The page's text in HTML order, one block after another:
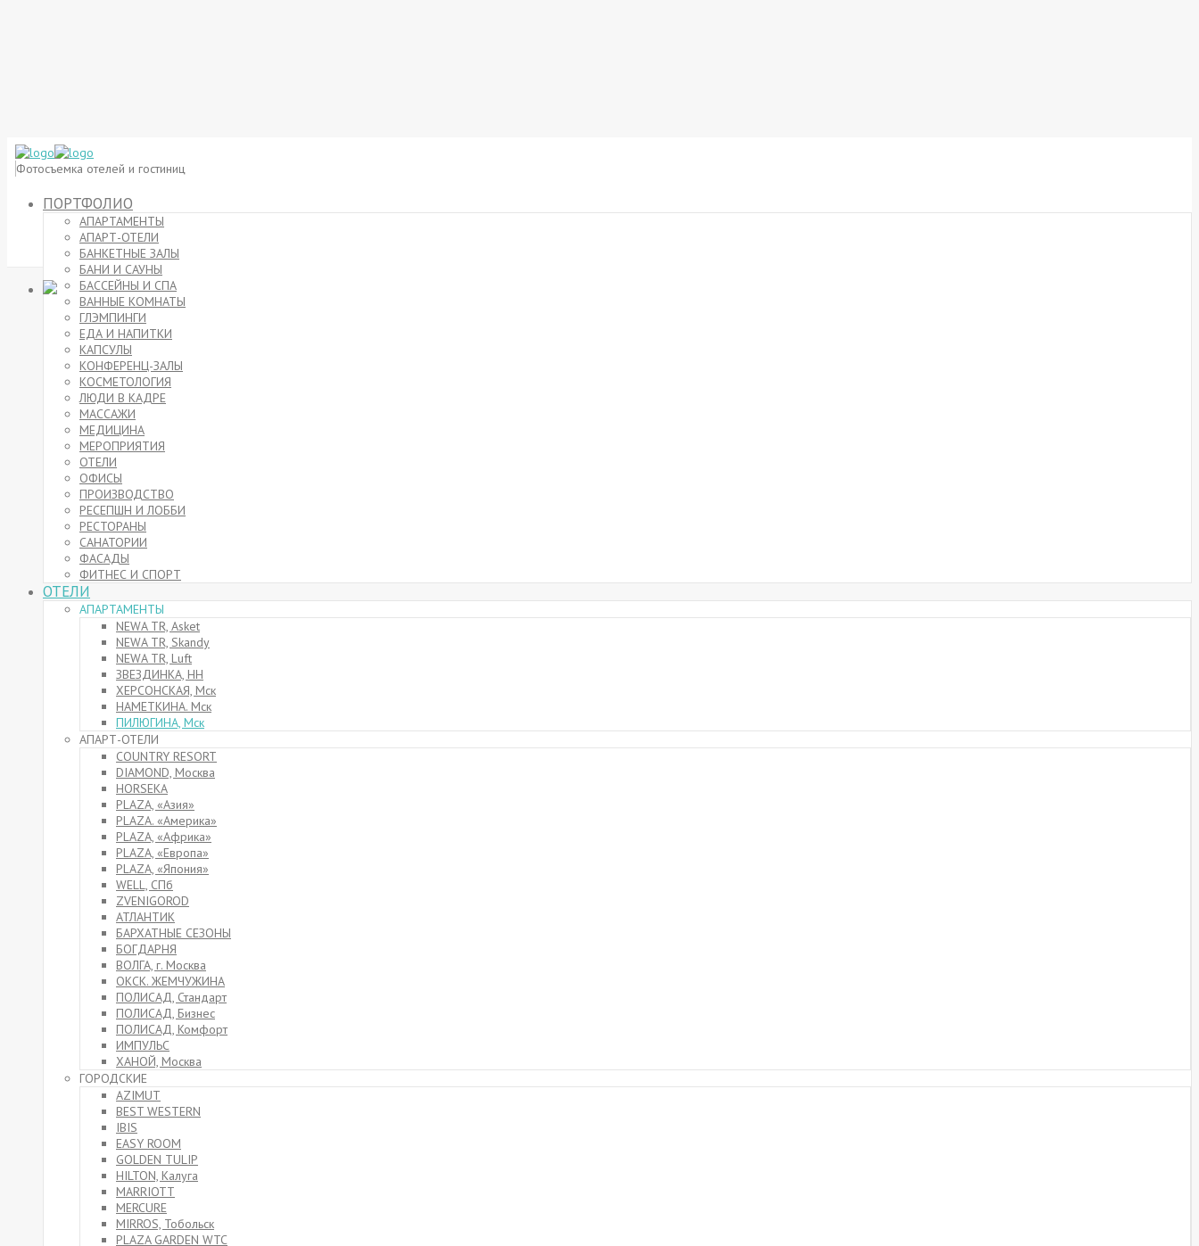
Фотосъемка отелей и гостиниц
ПОРТФОЛИО
АПАРТАМЕНТЫ
АПАРТ-ОТЕЛИ
БАНКЕТНЫЕ ЗАЛЫ
БАНИ И САУНЫ
БАССЕЙНЫ И СПА
ВАННЫЕ КОМНАТЫ
ГЛЭМПИНГИ
ЕДА И НАПИТКИ
КАПСУЛЫ
КОНФЕРЕНЦ-ЗАЛЫ
КОСМЕТОЛОГИЯ
ЛЮДИ В КАДРЕ
МАССАЖИ
МЕДИЦИНА
МЕРОПРИЯТИЯ
ОТЕЛИ
ОФИСЫ
ПРОИЗВОДСТВО
РЕСЕПШН И ЛОББИ
РЕСТОРАНЫ
САНАТОРИИ
ФАСАДЫ
ФИТНЕС И СПОРТ
ОТЕЛИ
АПАРТАМЕНТЫ
NEWA TR, Asket
NEWA TR, Skandy
NEWA TR, Luft
ЗВЕЗДИНКА, НН
ХЕРСОНСКАЯ, Мск
НАМЕТКИНА. Мск
ПИЛЮГИНА, Мск
АПАРТ-ОТЕЛИ
COUNTRY RESORT
DIAMOND, Москва
HORSEKA
PLAZA, «Азия»
PLAZA. «Америка»
PLAZA, «Африка»
PLAZA, «Европа»
PLAZA, «Япония»
WELL, СПб
ZVENIGOROD
АТЛАНТИК
БАРХАТНЫЕ СЕЗОНЫ
БОГДАРНЯ
ВОЛГА, г. Москва
ОКСК. ЖЕМЧУЖИНА
ПОЛИСАД, Стандарт
ПОЛИСАД, Бизнес
ПОЛИСАД, Комфорт
ИМПУЛЬС
ХАНОЙ, Москва
ГОРОДСКИЕ
AZIMUT
BEST WESTERN
IBIS
EASY ROOM
GOLDEN TULIP
HILTON, Калуга
MARRIOTT
MERCURE
MIRROS, Тобольск
PLAZA GARDEN WTC